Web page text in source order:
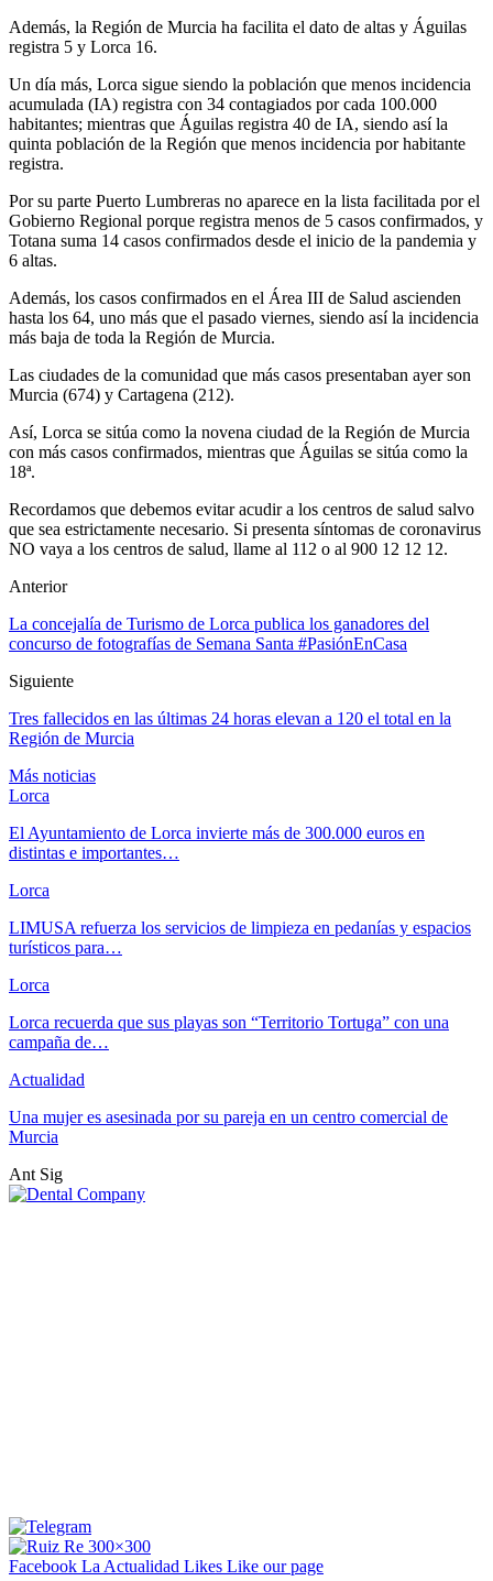
Además, la Región de Murcia ha facilita el dato de altas y Águilas
registra 5 y Lorca 16.
Un día más, Lorca sigue siendo la población que menos incidencia
acumulada (IA) registra con 34 contagiados por cada 100.000
habitantes; mientras que Águilas registra 40 de IA, siendo así la
quinta población de la Región que menos incidencia por habitante
registra.
Por su parte Puerto Lumbreras no aparece en la lista facilitada por el
Gobierno Regional porque registra menos de 5 casos confirmados, y
Totana suma 14 casos confirmados desde el inicio de la pandemia y
6 altas.
Además, los casos confirmados en el Área III de Salud ascienden
hasta los 64, uno más que el pasado viernes, siendo así la incidencia
más baja de toda la Región de Murcia.
Las ciudades de la comunidad que más casos presentaban ayer son
Murcia (674) y Cartagena (212).
Así, Lorca se sitúa como la novena ciudad de la Región de Murcia
con más casos confirmados, mientras que Águilas se sitúa como la
18ª.
Recordamos que debemos evitar acudir a los centros de salud salvo
que sea estrictamente necesario. Si presenta síntomas de coronavirus
NO vaya a los centros de salud, llame al 112 o al 900 12 12 12.
Anterior
La concejalía de Turismo de Lorca publica los ganadores del
concurso de fotografías de Semana Santa #PasiónEnCasa
Siguiente
Tres fallecidos en las últimas 24 horas elevan a 120 el total en la
Región de Murcia
Más noticias
Lorca
El Ayuntamiento de Lorca invierte más de 300.000 euros en
distintas e importantes…
Lorca
LIMUSA refuerza los servicios de limpieza en pedanías y espacios
turísticos para…
Lorca
Lorca recuerda que sus playas son “Territorio Tortuga” con una
campaña de…
Actualidad
Una mujer es asesinada por su pareja en un centro comercial de
Murcia
Ant Sig
Facebook La Actualidad Likes Like our page